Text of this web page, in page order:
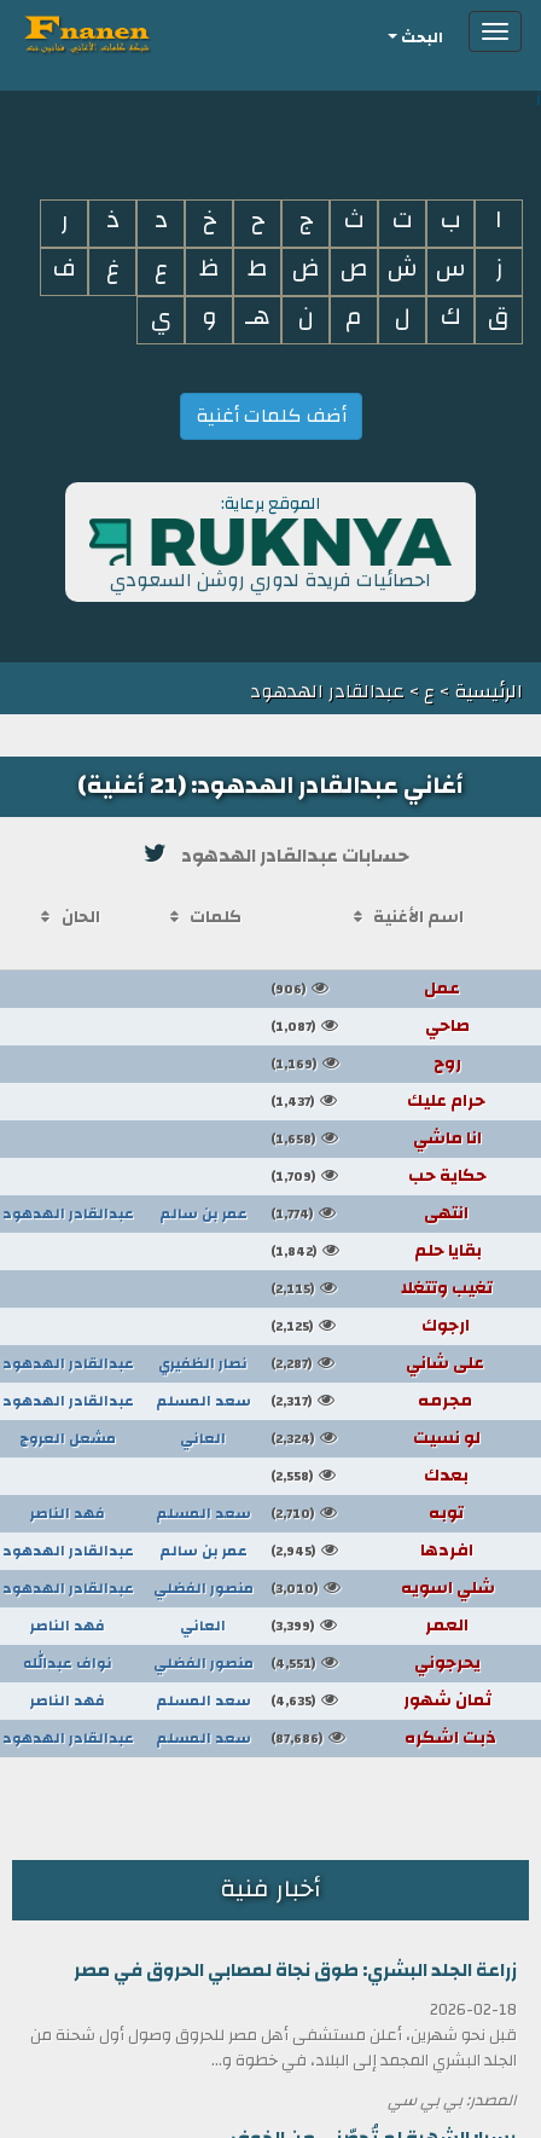
i
Toggleالبحث
ا ب ت ث ج ح خ د ذ
ر
ز
س ش ص ض ط ظ ع غ
ف
ق
ك ل م ن هـ و ي
أضف كلمات أغنية
الموقع برعاية:
احصائيات فريدة لدوري روشن السعودي
الرئيسية>ع> عبدالقادر الهدهود
أغاني عبدالقادر الهدهود: (21 أغنية)
حسابات عبدالقادر الهدهود
اسم الأغنية كلمات الحان
عمل (906)
صاحي (1,087)
روح (1,169)
حرام عليك (1,437)
انا ماشي (1,658)
حكاية حب (1,709)
انتهى (1,774) عمر بن سالم عبدالقادر الهدهود
بقايا حلم (1,842)
تغيب وتتغلا (2,115)
ارجوك (2,125)
على شاني (2,287) نصار الظفيري عبدالقادر الهدهود
مجرمه (2,317) سعد المسلم عبدالقادر الهدهود
لو نسيت (2,324) العاني مشعل العروج
بعدك (2,558)
توبه (2,710) سعد المسلم فهد الناصر
افردها (2,945) عمر بن سالم عبدالقادر الهدهود
شلي اسويه (3,010) منصور الفضلي عبدالقادر الهدهود
العمر (3,399) العاني فهد الناصر
يحرجوني (4,551) منصور الفضلي نواف عبدالله
ثمان شهور (4,635) سعد المسلم فهد الناصر
ذبت اشكره (87,686) سعد المسلم عبدالقادر الهدهود
أخبار فنية
زراعة الجلد البشري: طوق نجاة لمصابي الحروق في مصر
2026-02-18
قبل نحو شهرين، أعلن مستشفى أهل مصر للحروق وصول أول شحنة من
الجلد البشري المجمد إلى البلاد، في خطوة و...
المصدر: بي بي سي